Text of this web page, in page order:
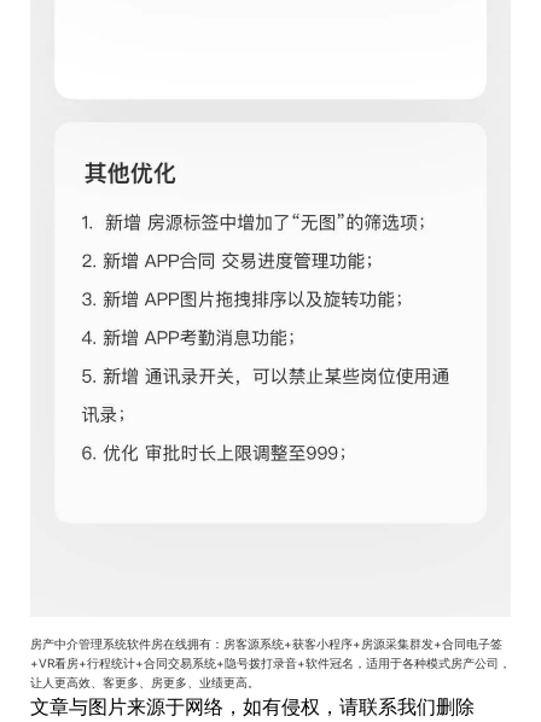
房产中介管理系统软件房在线拥有：房客源系统+获客小程序+房源采集群发+合同电子签
+VR看房+行程统计+合同交易系统+隐号拨打录音+软件冠名，适用于各种模式房产公司，
让人更高效、客更多、房更多、业绩更高。
文章与图片来源于网络，如有侵权，请联系我们删除